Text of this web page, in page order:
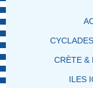
MENU PRINCIPAL
MASQUER LA
MASQUER LA
CRÈTE &
ILES